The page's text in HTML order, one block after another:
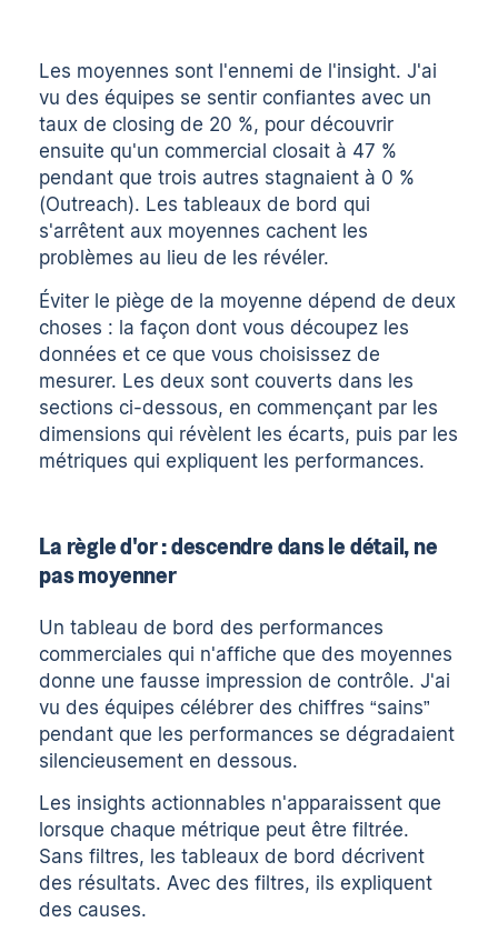
Les moyennes sont l'ennemi de l'insight. J'ai
vu des équipes se sentir confiantes avec un
taux de closing de 20 %, pour découvrir
ensuite qu'un commercial closait à 47 %
pendant que trois autres stagnaient à 0 %
(Outreach). Les tableaux de bord qui
s'arrêtent aux moyennes cachent les
problèmes au lieu de les révéler.
Éviter le piège de la moyenne dépend de deux
choses : la façon dont vous découpez les
données et ce que vous choisissez de
mesurer. Les deux sont couverts dans les
sections ci-dessous, en commençant par les
dimensions qui révèlent les écarts, puis par les
métriques qui expliquent les performances.
La règle d'or : descendre dans le détail, ne
pas moyenner
Un tableau de bord des performances
commerciales qui n'affiche que des moyennes
donne une fausse impression de contrôle. J'ai
vu des équipes célébrer des chiffres “sains”
pendant que les performances se dégradaient
silencieusement en dessous.
Les insights actionnables n'apparaissent que
lorsque chaque métrique peut être filtrée.
Sans filtres, les tableaux de bord décrivent
des résultats. Avec des filtres, ils expliquent
des causes.